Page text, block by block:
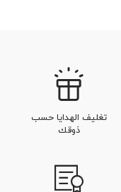
تغليف الهدايا حسب
ذوقك